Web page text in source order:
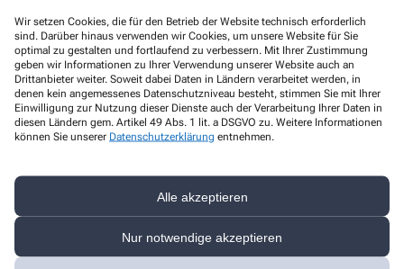
Wir setzen Cookies, die für den Betrieb der Website technisch erforderlich
sind. Darüber hinaus verwenden wir Cookies, um unsere Website für Sie
optimal zu gestalten und fortlaufend zu verbessern. Mit Ihrer Zustimmung
geben wir Informationen zu Ihrer Verwendung unserer Website auch an
Drittanbieter weiter. Soweit dabei Daten in Ländern verarbeitet werden, in
denen kein angemessenes Datenschutzniveau besteht, stimmen Sie mit Ihrer
Einwilligung zur Nutzung dieser Dienste auch der Verarbeitung Ihrer Daten in
diesen Ländern gem. Artikel 49 Abs. 1 lit. a DSGVO zu. Weitere Informationen
können Sie unserer Datenschutzerklärung entnehmen.
Alle akzeptieren
Nur notwendige akzeptieren
Recent Comments
A WordPress CommenterzuHello world!
Kontakt
Apotheke zum Zirkel
030-85600863